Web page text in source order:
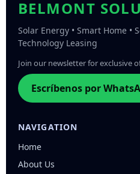
BELMONT
Solar Energy • Smart Home •
Technology Leasing
Join our newsletter for exclusive
Escríbenos por
NAVIGATION
Home
About Us